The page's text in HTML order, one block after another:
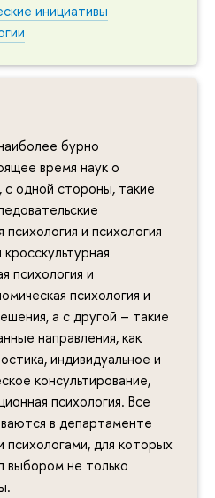
инициативы
бурно
время наук о
одной стороны, такие
и психология
психология и
психология и
а с другой – такие
направления, как
индивидуальное и
консультирование,
психология. Все
в департаменте
для которых
выбором не только